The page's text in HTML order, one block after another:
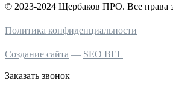
© 2023-2024 Щербаков ПРО. Все права
Политика конфиденциальности
Создание сайта — SEO BEL
Заказать звонок